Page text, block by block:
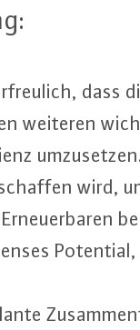
dass
weiteren
wird,